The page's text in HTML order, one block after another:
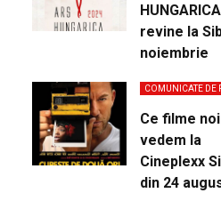
HUNGARICA
revine la
noiembrie
COMUNICATE DE
Ce filme noi
vedem la
Cineplexx
din 24